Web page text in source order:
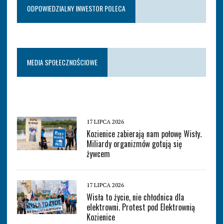
ODPOWIEDZIALNY INWESTOR POLECA
MEDIA SPOŁECZNOŚCIOWE
17 LIPCA 2026
Kozienice zabierają nam połowę Wisły.
Miliardy organizmów gotują się
żywcem
17 LIPCA 2026
Wisła to życie, nie chłodnica dla
elektrowni. Protest pod Elektrownią
Kozienice